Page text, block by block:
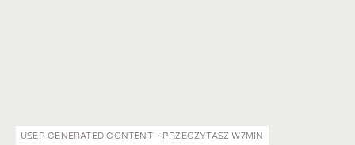
USER GENERATED CONTENT PRZECZYTASZ W7MIN